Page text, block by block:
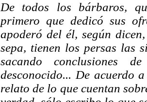
De todos los bárbaros,
primero que dedicó sus
apoderó del él, según
sepa, tienen los persas las
sacando conclusiones
desconocido... De acuerdo
relato de lo que cuentan